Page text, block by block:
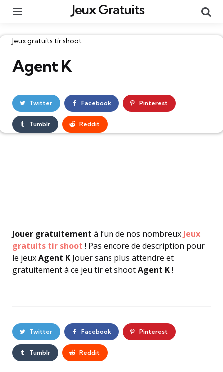
Jeux Gratuits
Catégories
Jeux gratuits tir shoot
Agent K
Twitter Facebook Pinterest
Tumblr Reddit
Jouer gratuitement à l’un de nos nombreux Jeux
gratuits tir shoot ! Pas encore de description pour
le jeuxAgent K Jouer sans plus attendre et
gratuitement à ce jeu tir et shootAgent K!
Twitter Facebook Pinterest
Tumblr Reddit